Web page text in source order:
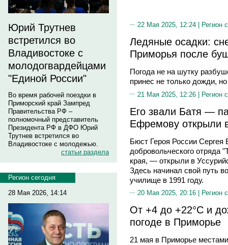
Юрий Трутнев
встретился во
Владивостоке с
молодогвардейцами
"Единой России"
Во время рабочей поездки в
Приморский край Зампред
Правительства РФ –
полномочный представитель
Президента РФ в ДФО Юрий
Трутнев встретился во
Владивостоке с молодежью.
статьи раздела
Регион сегодня
28 Мая 2026, 14:14
22 Мая 2025, 12:24 | Регион
Ледяные осадки:
Приморья после
Погода не на шутку
принес не только дожди,
21 Мая 2025, 12:26 | Регион
Его звали Батя —
Ефремову открыли
Бюст Героя России
добровольческого отряда
края, — открыли в
Здесь начинал свой путь
училище в 1991 году.
20 Мая 2025, 20:16 | Регион
От +4 до +22°С и
погоде в Приморье
21 мая в Приморье